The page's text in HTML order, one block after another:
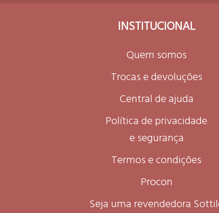
INSTITUCIONAL
Quem somos
Trocas e devoluções
Central de ajuda
Política de privacidade
e segurança
Termos e condições
Procon
Seja uma revendedora